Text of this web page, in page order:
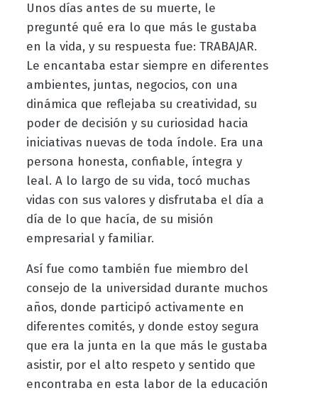
Unos días antes de su muerte, le
pregunté qué era lo que más le gustaba
en la vida, y su respuesta fue: TRABAJAR.
Le encantaba estar siempre en diferentes
ambientes, juntas, negocios, con una
dinámica que reflejaba su creatividad, su
poder de decisión y su curiosidad hacia
iniciativas nuevas de toda índole. Era una
persona honesta, confiable, íntegra y
leal. A lo largo de su vida, tocó muchas
vidas con sus valores y disfrutaba el día a
día de lo que hacía, de su misión
empresarial y familiar.
Así fue como también fue miembro del
consejo de la universidad durante muchos
años, donde participó activamente en
diferentes comités, y donde estoy segura
que era la junta en la que más le gustaba
asistir, por el alto respeto y sentido que
encontraba en esta labor de la educación